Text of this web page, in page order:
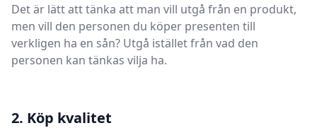
Det är lätt att tänka att man vill utgå från en produkt,
men vill den personen du köper presenten till
verkligen ha en sån? Utgå istället från vad den
personen kan tänkas vilja ha.
2. Köp kvalitet